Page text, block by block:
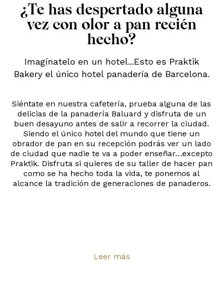
¿Te has despertado alguna
vez con olor a pan recién
hecho?
Imagínatelo en un hotel...Esto es Praktik
Bakery el único hotel panadería de Barcelona.
Siéntate en nuestra cafetería, prueba alguna de las
delicias de la panadería Baluard y disfruta de un
buen desayuno antes de salir a recorrer la ciudad.
Siendo el único hotel del mundo que tiene un
obrador de pan en su recepción podrás ver un lado
de ciudad que nadie te va a poder enseñar…excepto
Praktik. Disfruta si quieres de su taller de hacer pan
como se ha hecho toda la vida, te ponemos al
alcance la tradición de generaciones de panaderos.
Leer más